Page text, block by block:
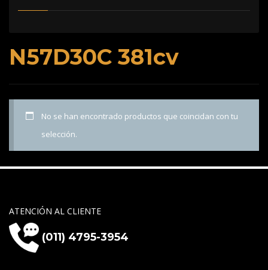
N57D30C 381cv
No se han encontrado productos que coincidan con tu
selección.
ATENCIÓN AL CLIENTE
(011) 4795-3954